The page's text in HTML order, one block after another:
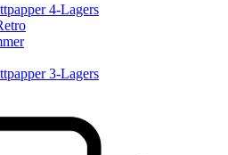
4-Lagers
3-Lagers